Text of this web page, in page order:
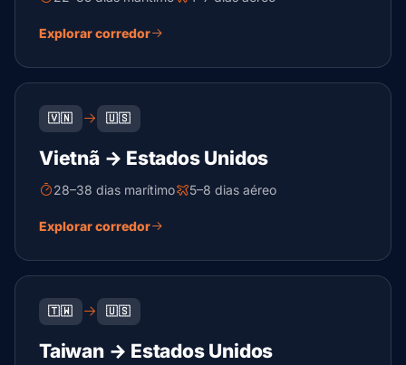
Explorar corredor
🇻🇳 🇺🇸
Vietnã → Estados Unidos
28–38 dias marítimo 5–8 dias aéreo
Explorar corredor
🇹🇼 🇺🇸
Taiwan → Estados Unidos